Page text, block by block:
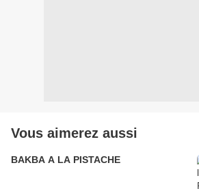
Vous aimerez aussi
BAKBA A LA PISTACHE